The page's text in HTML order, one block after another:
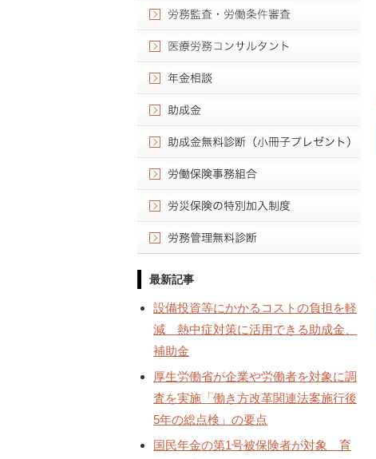
最新記事
設備投資等にかかるコストの負担を軽
減 熱中症対策に活用できる助成金、
補助金
厚生労働省が企業や労働者を対象に調
査を実施「働き方改革関連法案施行後
5年の総点検」の要点
国民年金の第1号被保険者が対象 育